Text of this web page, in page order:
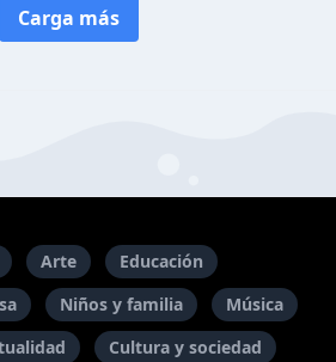
Carga más
Arte
Educación
Niños y familia
Música
Cultura y sociedad